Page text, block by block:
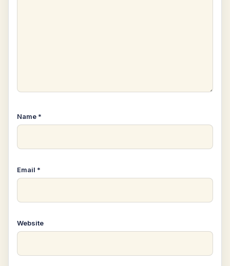
Name *
Email *
Website